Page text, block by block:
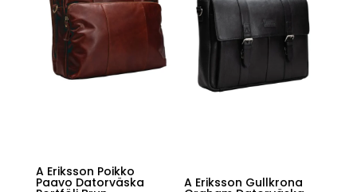
A Eriksson Poikko
Paavo Datorväska A Eriksson Gullkrona